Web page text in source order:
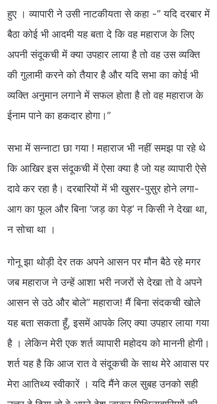
हुए । व्यापारी ने उसी नाटकीयता से कहा -” यदि दरबार में
बैठा कोई भी आदमी यह बता दे कि वह महाराज के लिए
अपनी संदूकची में क्या उपहार लाया है तो वह उस व्यक्ति
की गुलामी करने को तैयार है और यदि सभा का कोई भी
व्यक्ति अनुमान लगाने में सफल होता है तो वह महाराज के
ईनाम पाने का हकदार होगा।”
सभा में सन्नाटा छा गया ! महाराज भी नहीं समझ पा रहे थे
कि आखिर इस संदूकची में ऐसा क्या है जो यह व्यापारी ऐसे
दावे कर रहा है। दरबारियों में भी खुसर-पुसुर होने लगा-
आग का फूल और बिना ‘जड़ का पेड़’ न किसी ने देखा था,
न सोचा था ।
गोनू झा थोड़ी देर तक अपने आसन पर मौन बैठे रहे मगर
जब महाराज ने उन्हें आशा भरी नजरों से देखा तो वे अपने
आसन से उठे और बोले” महाराज! मैं बिना संदकची खोले
यह बता सकता हूँ, इसमें आपके लिए क्या उपहार लाया गया
है । लेकिन मेरी एक शर्त व्यापारी महोदय को माननी होगी।
शर्त यह है कि आज रात वे संदूकची के साथ मेरे आवास पर
मेरा आतिथ्य स्वीकारें । यदि मैंने कल सुबह उनको सही